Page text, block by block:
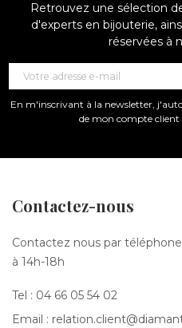
Retrouvez une sélection
d'experts en bijouterie,
réservées à
En m'inscrivant à la newsletter,
de mon compte client
Contactez-nous
Contactez nous par
à 14h-18h
Tel : 04 66 05 54 02
Email :